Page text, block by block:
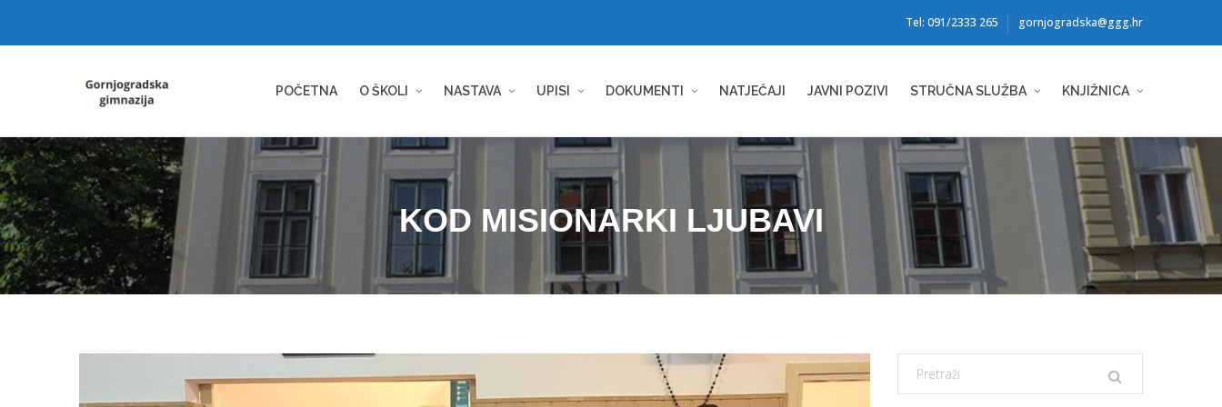
Tel: 091/2333 265 gornjogradska@ggg.hr
POČETNA O ŠKOLI NASTAVA UPISI DOKUMENTI NATJEČAJI JAVNI POZIVI STRUČNA SLUŽBA KNJIŽNICA
KOD MISIONARKI LJUBAVI